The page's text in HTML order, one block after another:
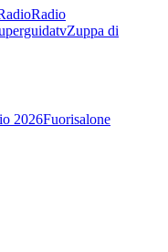
Radio
Zuppa di
2026Fuorisalone